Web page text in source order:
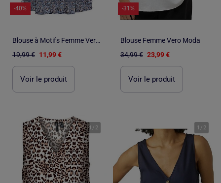
-40%
Blouse à Motifs Femme Vero Moda
19,99 € 11,99 €
Voir le produit
-31%
Blouse Femme Vero Moda
34,99 € 23,99 €
Voir le produit
1 / 2 1 / 2